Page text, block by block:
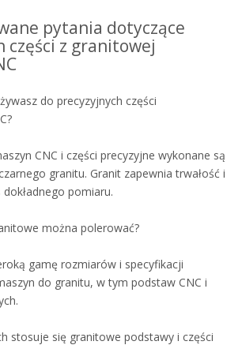
pytania dotyczące
części z granitowej
do precyzyjnych części
CNC i części precyzyjne wykonane są
granitu. Granit zapewnia trwałość i
pomiaru.
można polerować?
gamę rozmiarów i specyfikacji
do granitu, w tym podstaw CNC i
stosuje się granitowe podstawy i części